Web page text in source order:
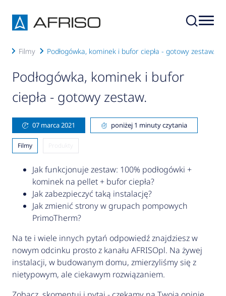
Filmy Podłogówka, kominek i bufor ciepła - gotowy zestaw.
Podłogówka, kominek i bufor
ciepła - gotowy zestaw.
07 marca 2021 poniżej 1 minuty czytania
Filmy
Jak funkcjonuje zestaw: 100% podłogówki +
kominek na pellet + bufor ciepła?
Jak zabezpieczyć taką instalację?
Jak zmienić strony w grupach pompowych
PrimoTherm?
Na te i wiele innych pytań odpowiedź znajdziesz w
nowym odcinku prosto z kanału AFRISOpl. Na żywej
instalacji, w budowanym domu, zmierzyliśmy się z
nietypowym, ale ciekawym rozwiązaniem.